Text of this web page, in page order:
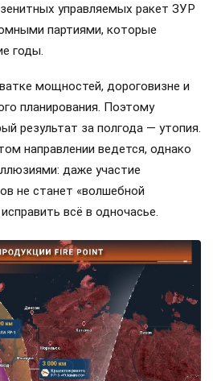
управляемых ракет ЗУР
партиями, которые
годы.
мощностей, дороговизне и
планирования. Поэтому
результат за полгода — утопия.
направлении ведется, однако
даже участие
не станет «волшебной
всё в одночасье.